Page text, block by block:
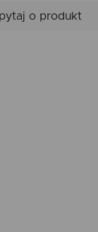
o produkt